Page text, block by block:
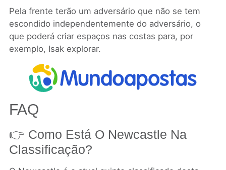
Pela frente terão um adversário que não se tem
escondido independentemente do adversário, o
que poderá criar espaços nas costas para, por
exemplo, Isak explorar.
FAQ
👉 Como Está O Newcastle Na
Classificação?